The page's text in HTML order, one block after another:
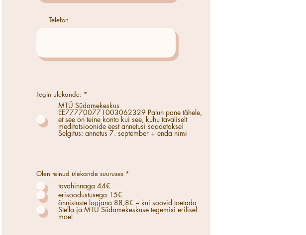
Telefon
Tegin ülekande: *
MTÜ Südamekeskus
EE777700771003062329 Palun pane tähele,
et see on teine konto kui see, kuhu tavaliselt
meditatsioonide eest annetusi saadetakse!
Selgitus: annetus 7. september + enda nimi
Olen teinud ülekande suuruses *
tavahinnaga 44€
erisoodustusega 15€
õnnistuste loojana 88,8€ – kui soovid toetada
Stella ja MTÜ Südamekeskuse tegemisi erilisel
moel